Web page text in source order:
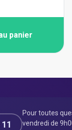
panier
Pour toutes
vendredi de